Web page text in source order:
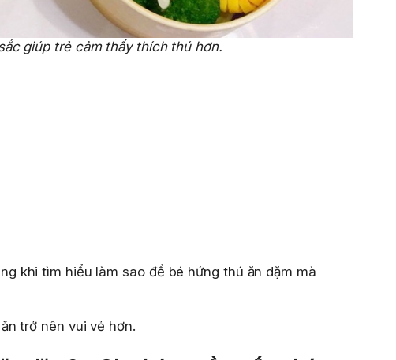
giúp trẻ cảm thấy thích thú hơn.
khi tìm hiểu làm sao để bé hứng thú ăn dặm mà
trở nên vui vẻ hơn.